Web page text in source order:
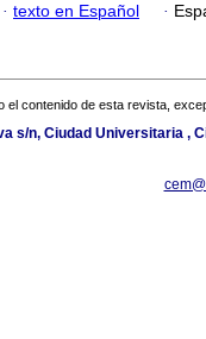
· texto en Español ·
el contenido de esta revista,
s/n, Ciudad Universitaria ,